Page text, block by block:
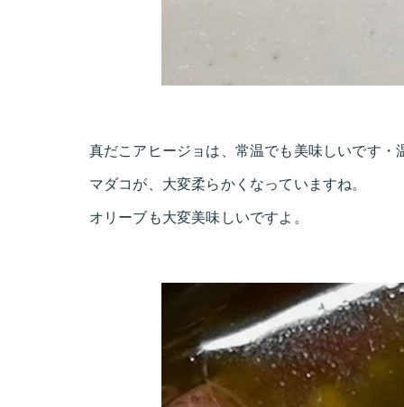
真だこアヒージョは、常温でも美味しいです・
マダコが、大変柔らかくなっていますね。
オリーブも大変美味しいですよ。